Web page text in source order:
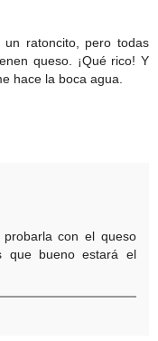
un ratoncito, pero todas
queso. ¡Qué rico! Y
hace la boca agua.
con el queso
que bueno estará el